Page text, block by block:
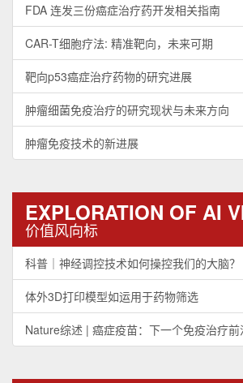
FDA 连发三份癌症治疗药开发相关指南
CAR-T细胞疗法: 精准靶向，未来可期
靶向p53癌症治疗药物的研究进展
肿瘤细菌免疫治疗的研究现状与未来方向
肿瘤免疫技术的新进展
EXPLORATION OF AI
价值风向标
科普｜神经调控技术如何操控我们的大脑？
体外3D打印模型如运用于药物筛选
Nature综述 | 癌症疫苗：下一个免疫治疗前